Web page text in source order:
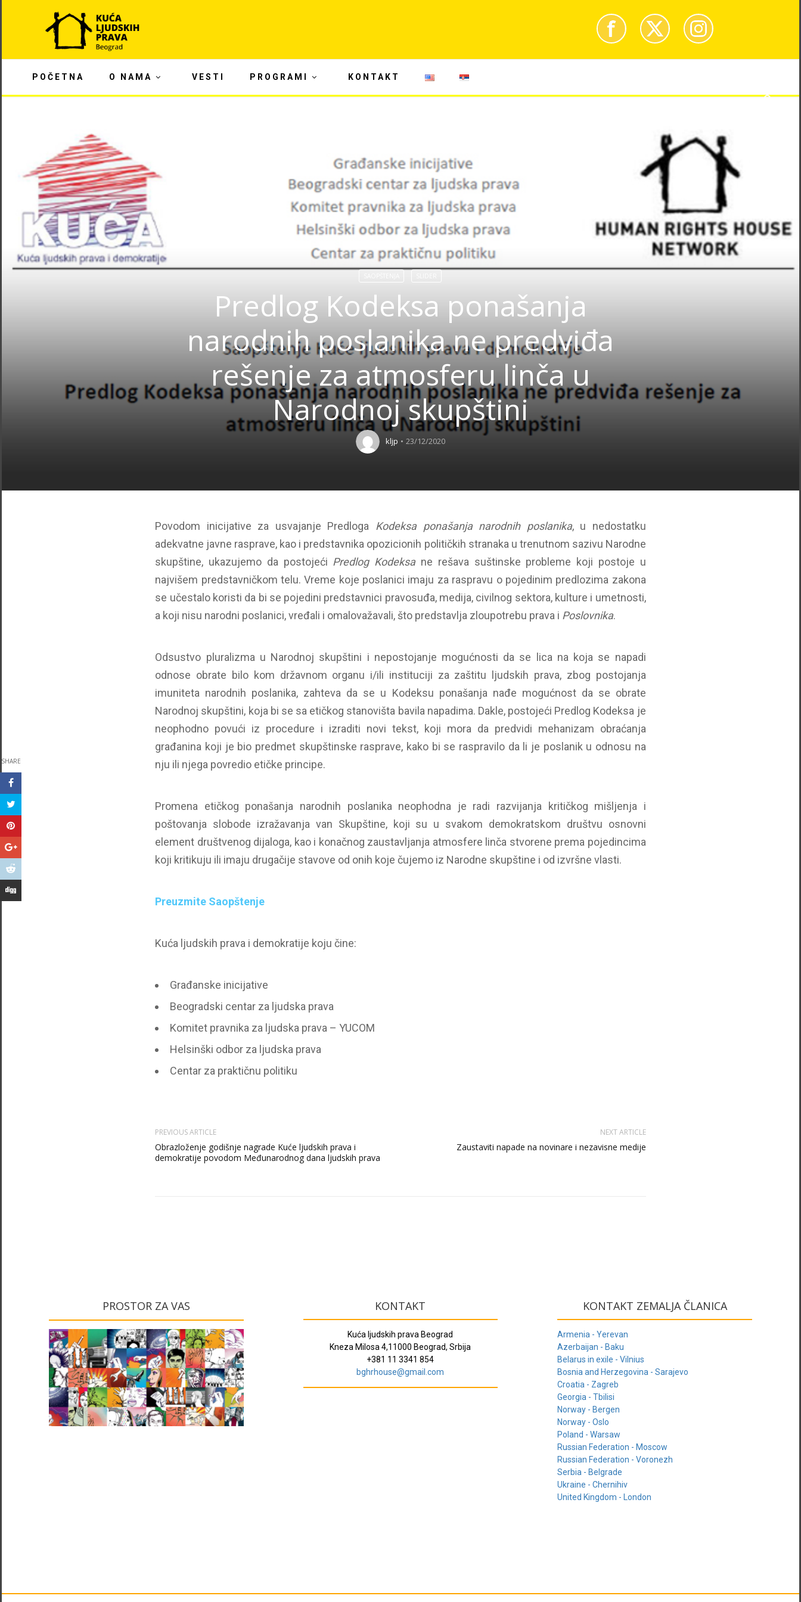
POČETNA O NAMA VESTI PROGRAMI KONTAKT
Predlog Kodeksa ponašanja
narodnih poslanika ne predviđa
rešenje za atmosferu linča u
Narodnoj skupštini
kljp 23/12/2020
SHARE
Povodom inicijative za usvajanje Predloga Kodeksa ponašanja narodnih poslanika, u nedostatku
adekvatne javne rasprave, kao i predstavnika opozicionih političkih stranaka u trenutnom sazivu Narodne
skupštine, ukazujemo da postojeći Predlog Kodeksa ne rešava suštinske probleme koji postoje u
najvišem predstavničkom telu. Vreme koje poslanici imaju za raspravu o pojedinim predlozima zakona
se učestalo koristi da bi se pojedini predstavnici pravosuđa, medija, civilnog sektora, kulture i umetnosti,
a koji nisu narodni poslanici, vređali i omalovažavali, što predstavlja zloupotrebu prava i Poslovnika.
Odsustvo pluralizma u Narodnoj skupštini i nepostojanje mogućnosti da se lica na koja se napadi
odnose obrate bilo kom državnom organu i/ili instituciji za zaštitu ljudskih prava, zbog postojanja
imuniteta narodnih poslanika, zahteva da se u Kodeksu ponašanja nađe mogućnost da se obrate
Narodnoj skupštini, koja bi se sa etičkog stanovišta bavila napadima. Dakle, postojeći Predlog Kodeksa je
neophodno povući iz procedure i izraditi novi tekst, koji mora da predvidi mehanizam obraćanja
građanina koji je bio predmet skupštinske rasprave, kako bi se raspravilo da li je poslanik u odnosu na
nju ili njega povredio etičke principe.
Promena etičkog ponašanja narodnih poslanika neophodna je radi razvijanja kritičkog mišljenja i
poštovanja slobode izražavanja van Skupštine, koji su u svakom demokratskom društvu osnovni
element društvenog dijaloga, kao i konačnog zaustavljanja atmosfere linča stvorene prema pojedincima
koji kritikuju ili imaju drugačije stavove od onih koje čujemo iz Narodne skupštine i od izvršne vlasti.
Preuzmite Saopštenje
Kuća ljudskih prava i demokratije koju čine:
Građanske inicijative
Beogradski centar za ljudska prava
Komitet pravnika za ljudska prava – YUCOM
Helsinški odbor za ljudska prava
Centar za praktičnu politiku
PREVIOUS ARTICLE
Obrazloženje godišnje nagrade Kuće ljudskih prava i
demokratije povodom Međunarodnog dana ljudskih prava
NEXT ARTICLE
Zaustaviti napade na novinare i nezavisne medije
PROSTOR ZA VAS KONTAKT
Kuća ljudskih prava Beograd
Kneza Milosa 4,11000 Beograd, Srbija
+381 11 3341 854
bghrhouse@gmail.com
KONTAKT ZEMALJA ČLANICA
Armenia - Yerevan
Azerbaijan - Baku
Belarus in exile - Vilnius
Bosnia and Herzegovina - Sarajevo
Croatia - Zagreb
Georgia - Tbilisi
Norway - Bergen
Norway - Oslo
Poland - Warsaw
Russian Federation - Moscow
Russian Federation - Voronezh
Serbia - Belgrade
Ukraine - Chernihiv
United Kingdom - London